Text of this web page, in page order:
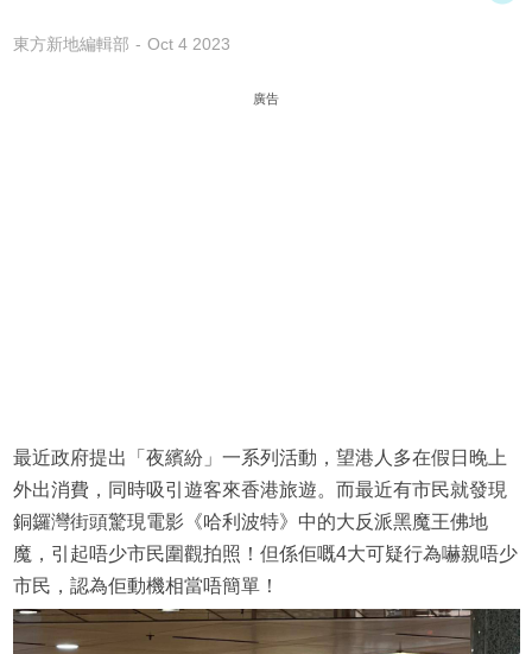
東方新地編輯部 Oct 4 2023
廣告
最近政府提出「夜繽紛」一系列活動，望港人多在假日晚上
外出消費，同時吸引遊客來香港旅遊。而最近有市民就發現
銅鑼灣街頭驚現電影《哈利波特》中的大反派黑魔王佛地
魔，引起唔少市民圍觀拍照！但係佢嘅4大可疑行為嚇親唔少
市民，認為佢動機相當唔簡單！